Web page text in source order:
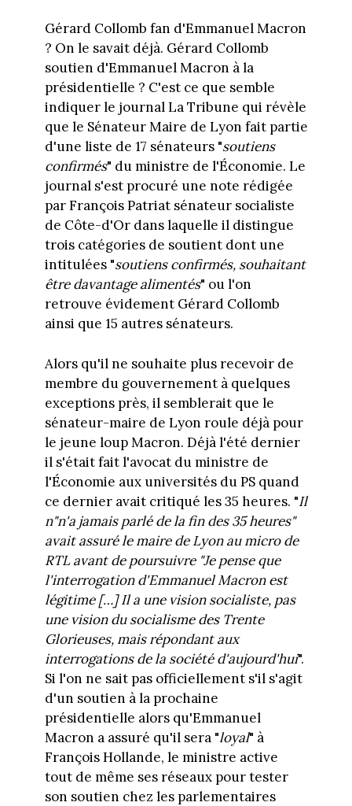
Gérard Collomb fan d'Emmanuel Macron
? On le savait déjà. Gérard Collomb
soutien d'Emmanuel Macron à la
présidentielle ? C'est ce que semble
indiquer le journal La Tribune qui révèle
que le Sénateur Maire de Lyon fait partie
d'une liste de 17 sénateurs "soutiens
confirmés" du ministre de l'Économie. Le
journal s'est procuré une note rédigée
par François Patriat sénateur socialiste
de Côte-d'Or dans laquelle il distingue
trois catégories de soutient dont une
intitulées "soutiens confirmés, souhaitant
être davantage alimentés" ou l'on
retrouve évidement Gérard Collomb
ainsi que 15 autres sénateurs.
Alors qu'il ne souhaite plus recevoir de
membre du gouvernement à quelques
exceptions près, il semblerait que le
sénateur-maire de Lyon roule déjà pour
le jeune loup Macron. Déjà l'été dernier
il s'était fait l'avocat du ministre de
l'Économie aux universités du PS quand
ce dernier avait critiqué les 35 heures. "Il
n"n'a jamais parlé de la fin des 35 heures"
avait assuré le maire de Lyon au micro de
RTL avant de poursuivre "Je pense que
l'interrogation d'Emmanuel Macron est
légitime […] Il a une vision socialiste, pas
une vision du socialisme des Trente
Glorieuses, mais répondant aux
interrogations de la société d'aujourd'hui".
Si l'on ne sait pas officiellement s'il s'agit
d'un soutien à la prochaine
présidentielle alors qu'Emmanuel
Macron a assuré qu'il sera "loyal" à
François Hollande, le ministre active
tout de même ses réseaux pour tester
son soutien chez les parlementaires